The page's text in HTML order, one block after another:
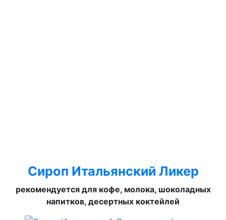
Сироп Итальянский Ликер
рекомендуется для кофе, молока, шоколадных
напитков, десертных коктейлей